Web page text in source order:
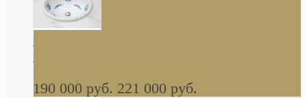
Decorated Bathroom раковина овальная
встраиваемая для ванной с рисунком синяя
роза В НАЛИЧИИ
190 000 руб. 221 000 руб.